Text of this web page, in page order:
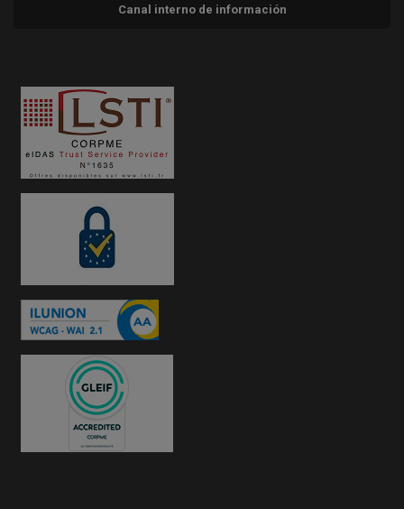
Canal interno de información